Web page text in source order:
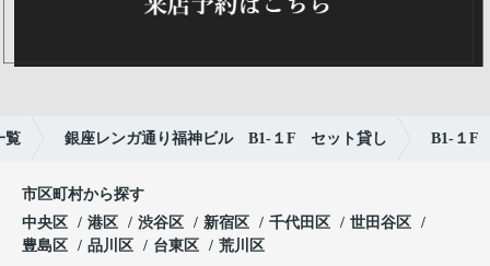
覧 銀座レンガ通り福神ビル B1-１F セット貸し B1-１F
市区町村から探す
中央区
港区 渋谷区 新宿区 千代田区
世田谷区
豊島区
品川区 台東区 荒川区